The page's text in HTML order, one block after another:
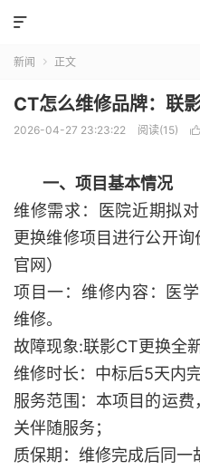

新闻  正文
CT怎么维修品牌：联
2026-04-27 23:23:22 阅读(15) 
一、项目基本情况
维修需求：医院近期拟
更换维修项目进行公开
官网）
项目一：维修内容：医
维修。
故障现象:联影CT更换全新
维修时长：中标后5天内完
服务范围：本项目的运
关伴随服务；
质保期：维修完成后同一